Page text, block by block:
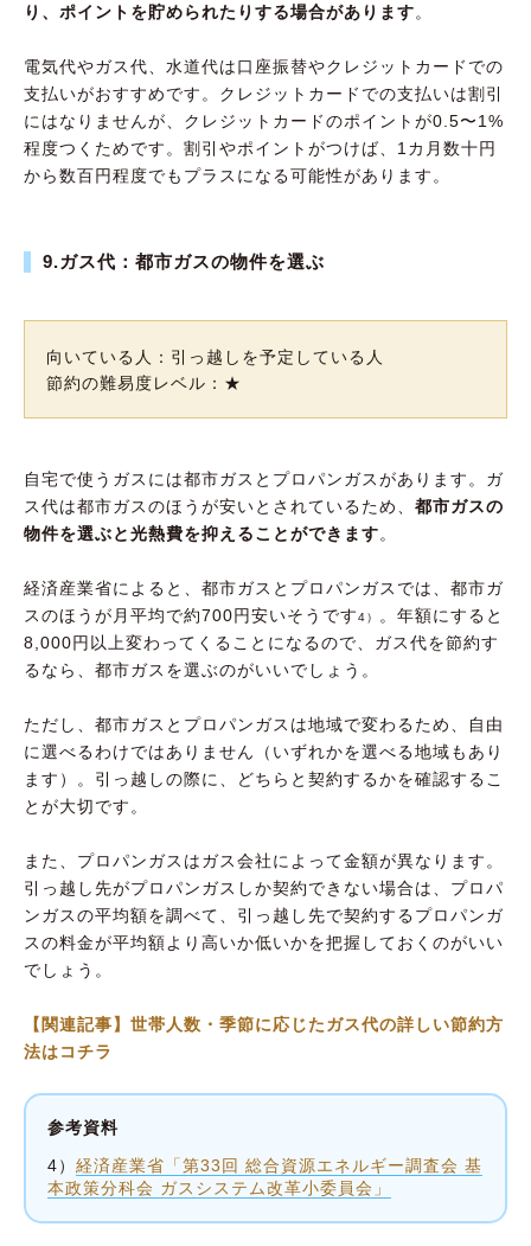
り、ポイントを貯められたりする場合があります。
電気代やガス代、水道代は口座振替やクレジットカードでの
支払いがおすすめです。クレジットカードでの支払いは割引
にはなりませんが、クレジットカードのポイントが0.5〜1%
程度つくためです。割引やポイントがつけば、1カ月数十円
から数百円程度でもプラスになる可能性があります。
9.ガス代：都市ガスの物件を選ぶ
向いている人：引っ越しを予定している人
節約の難易度レベル：★
自宅で使うガスには都市ガスとプロパンガスがあります。ガ
ス代は都市ガスのほうが安いとされているため、 都市ガスの
物件を選ぶと光熱費を抑えることができます。
経済産業省によると、都市ガスとプロパンガスでは、都市ガ
スのほうが月平均で約700円安いそうです4）
。年額にすると
8,000円以上変わってくることになるので、ガス代を節約す
るなら、都市ガスを選ぶのがいいでしょう。
ただし、都市ガスとプロパンガスは地域で変わるため、自由
に選べるわけではありません（いずれかを選べる地域もあり
ます）。引っ越しの際に、どちらと契約するかを確認するこ
とが大切です。
また、プロパンガスはガス会社によって金額が異なります。
引っ越し先がプロパンガスしか契約できない場合は、プロパ
ンガスの平均額を調べて、引っ越し先で契約するプロパンガ
スの料金が平均額より高いか低いかを把握しておくのがいい
でしょう。
【関連記事】世帯人数・季節に応じたガス代の詳しい節約方
法はコチラ
参考資料
4） 経済産業省「第33回 総合資源エネルギー調査会 基
本政策分科会 ガスシステム改革小委員会」